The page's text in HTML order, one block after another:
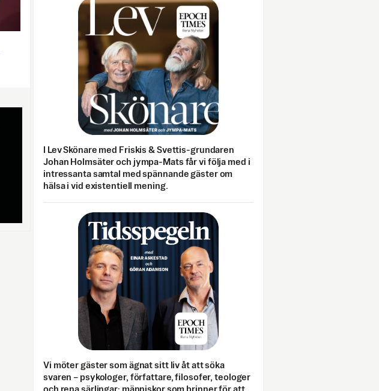
I Lev Skönare med Friskis & Svettis-grundaren
Johan Holmsäter och jympa-Mats får vi följa med i
intressanta samtal med spännande gäster om
hälsa i vid existentiell mening.
Vi möter gäster som ägnat sitt liv åt att söka
svaren – psykologer, författare, filosofer, teologer